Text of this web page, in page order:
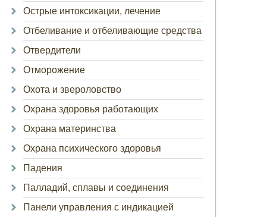
Острые интоксикации, лечение
Отбеливание и отбеливающие средства
Отвердители
Отморожение
Охота и звероловство
Охрана здоровья работающих
Охрана материнства
Охрана психического здоровья
Падения
Палладий, сплавы и соединения
Панели управления с индикацией